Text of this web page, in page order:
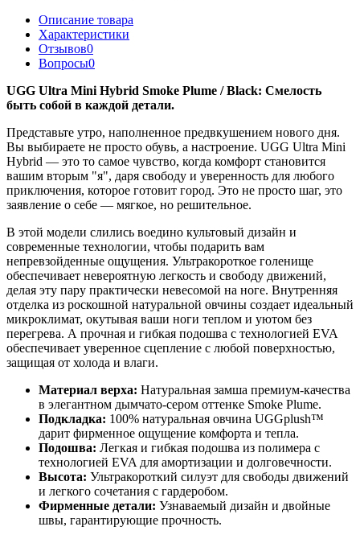
Описание товара
Характеристики
Отзывов0
Вопросы0
UGG Ultra Mini Hybrid Smoke Plume / Black: Смелость
быть собой в каждой детали.
Представьте утро, наполненное предвкушением нового дня.
Вы выбираете не просто обувь, а настроение. UGG Ultra Mini
Hybrid — это то самое чувство, когда комфорт становится
вашим вторым "я", даря свободу и уверенность для любого
приключения, которое готовит город. Это не просто шаг, это
заявление о себе — мягкое, но решительное.
В этой модели слились воедино культовый дизайн и
современные технологии, чтобы подарить вам
непревзойденные ощущения. Ультракороткое голенище
обеспечивает невероятную легкость и свободу движений,
делая эту пару практически невесомой на ноге. Внутренняя
отделка из роскошной натуральной овчины создает идеальный
микроклимат, окутывая ваши ноги теплом и уютом без
перегрева. А прочная и гибкая подошва с технологией EVA
обеспечивает уверенное сцепление с любой поверхностью,
защищая от холода и влаги.
Материал верха: Натуральная замша премиум-качества
в элегантном дымчато-сером оттенке Smoke Plume.
Подкладка: 100% натуральная овчина UGGplush™
дарит фирменное ощущение комфорта и тепла.
Подошва: Легкая и гибкая подошва из полимера с
технологией EVA для амортизации и долговечности.
Высота: Ультракороткий силуэт для свободы движений
и легкого сочетания с гардеробом.
Фирменные детали: Узнаваемый дизайн и двойные
швы, гарантирующие прочность.